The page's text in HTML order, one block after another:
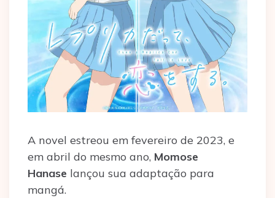
A novel estreou em fevereiro de 2023, e
em abril do mesmo ano, Momose
Hanase lançou sua adaptação para
mangá.